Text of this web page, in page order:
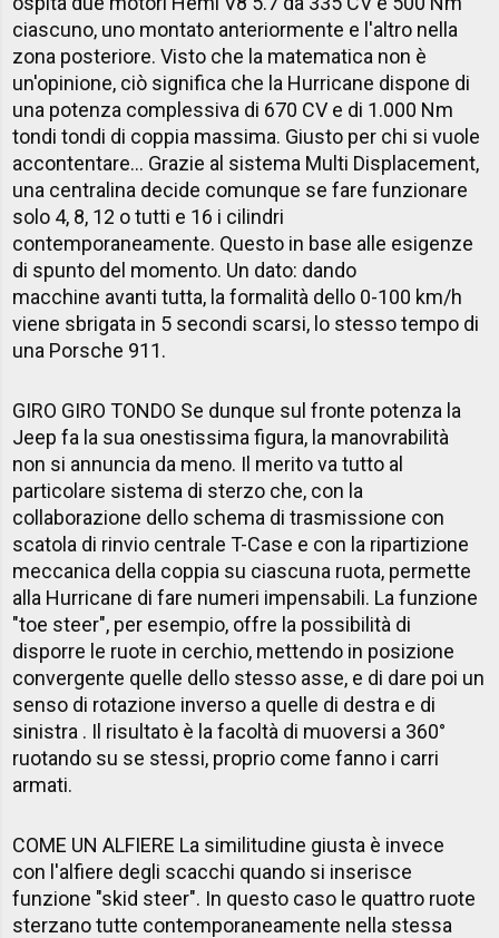
ciascuno, uno montato anteriormente e l'altro nella
zona posteriore. Visto che la matematica non è
un'opinione, ciò significa che la Hurricane dispone di
una potenza complessiva di 670 CV e di 1.000 Nm
tondi tondi di coppia massima. Giusto per chi si vuole
accontentare... Grazie al sistema Multi Displacement,
una centralina decide comunque se fare funzionare
solo 4, 8, 12 o tutti e 16 i cilindri
contemporaneamente. Questo in base alle esigenze
di spunto del momento. Un dato: dando
macchine avanti tutta, la formalità dello 0-100 km/h
viene sbrigata in 5 secondi scarsi, lo stesso tempo di
una Porsche 911.
GIRO GIRO TONDO Se dunque sul fronte potenza la
Jeep fa la sua onestissima figura, la manovrabilità
non si annuncia da meno. Il merito va tutto al
particolare sistema di sterzo che, con la
collaborazione dello schema di trasmissione con
scatola di rinvio centrale T-Case e con la ripartizione
meccanica della coppia su ciascuna ruota, permette
alla Hurricane di fare numeri impensabili. La funzione
"toe steer", per esempio, offre la possibilità di
disporre le ruote in cerchio, mettendo in posizione
convergente quelle dello stesso asse, e di dare poi un
senso di rotazione inverso a quelle di destra e di
sinistra . Il risultato è la facoltà di muoversi a 360°
ruotando su se stessi, proprio come fanno i carri
armati.
COME UN ALFIERE La similitudine giusta è invece
con l'alfiere degli scacchi quando si inserisce
funzione "skid steer". In questo caso le quattro ruote
sterzano tutte contemporaneamente nella stessa